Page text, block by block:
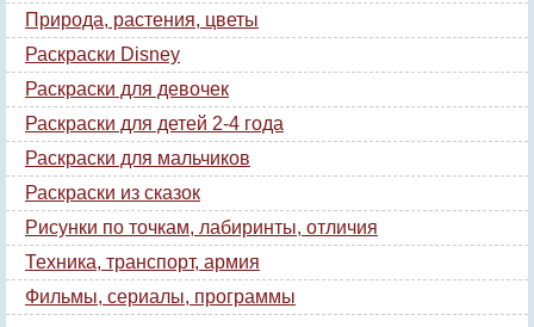
Природа, растения, цветы
Раскраски Disney
Раскраски для девочек
Раскраски для детей 2-4 года
Раскраски для мальчиков
Раскраски из сказок
Рисунки по точкам, лабиринты, отличия
Техника, транспорт, армия
Фильмы, сериалы, программы